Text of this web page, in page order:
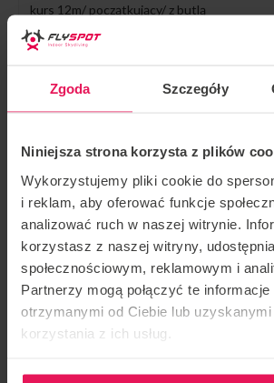
Zgoda Szczegóły
Niniejsza strona korzysta z plików
Wykorzystujemy pliki cookie do
i reklam, aby oferować funkcje
analizować ruch w naszej witrynie.
korzystasz z naszej witryny,
społecznościowym, reklamowym i
Partnerzy mogą połączyć te
otrzymanymi od Ciebie lub
korzystania z ich usług.
kurs 12m/ początkujący/ z butlą
kurs SCUBA 18
kurs 18m/ początkujący/ z butlą